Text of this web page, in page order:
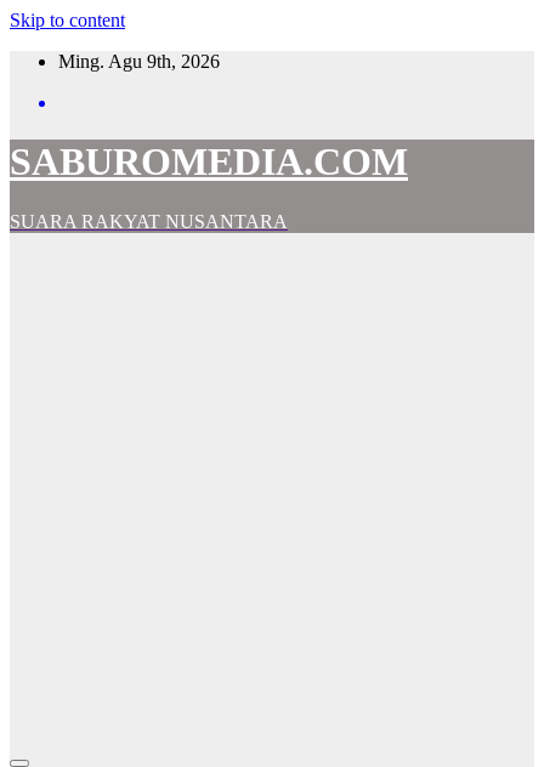
Skip to content
Ming. Agu 9th, 2026
SABUROMEDIA.COM
SUARA RAKYAT NUSANTARA